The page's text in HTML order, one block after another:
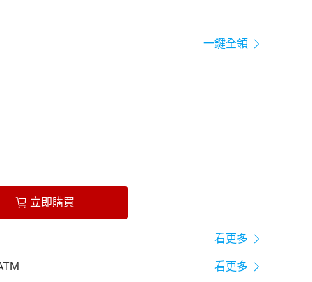
一鍵全領
立即購買
看更多
看更多